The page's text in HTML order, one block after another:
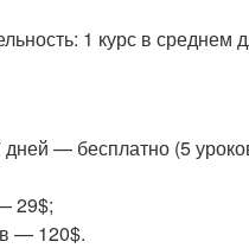
1 курс в среднем
— бесплатно (5
29$;
— 120$.